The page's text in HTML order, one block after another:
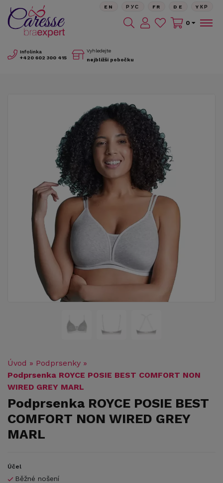
Infolinka
+420 602 300 415
Vyhledejte
nejbližší pobočku
EN РУС FR DE YКР
0
Úvod » Podprsenky »
Podprsenka ROYCE POSIE BEST COMFORT NON
WIRED GREY MARL
Podprsenka ROYCE POSIE BEST
COMFORT NON WIRED GREY
MARL
Účel
Běžné nošení